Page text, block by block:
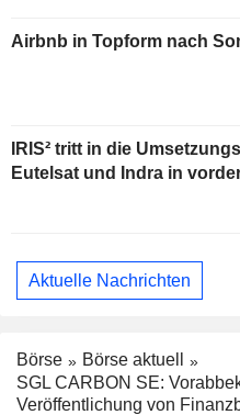
Airbnb in Topform nach
IRIS² tritt in die
Eutelsat und Indra in
Aktuelle Nachrichten
Börse
Börse aktuell
SGL CARBON SE:
Veröffentlichung von